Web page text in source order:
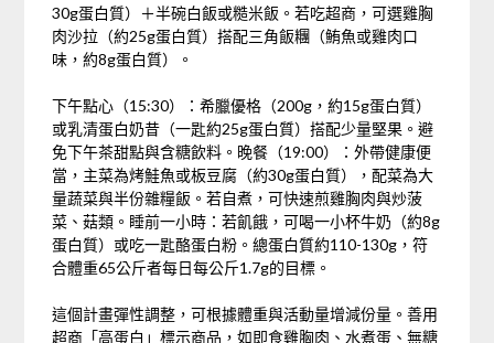
30g蛋白質）＋半碗白飯或糙米飯。若吃超商，可選雞胸
肉沙拉（約25g蛋白質）搭配三角飯糰（鮪魚或雞肉口
味，約8g蛋白質）。
下午點心（15:30）：希臘優格（200g，約15g蛋白質）
或乳清蛋白奶昔（一匙約25g蛋白質）搭配少量堅果。避
免下午茶甜點與含糖飲料。晚餐（19:00）：外帶健康便
當，主菜為烤鮭魚或板豆腐（約30g蛋白質），配菜為大
量蔬菜與半份雜糧飯。若自煮，可快速煎雞胸肉與炒菠
菜、菇類。睡前一小時：若飢餓，可喝一小杯牛奶（約8g
蛋白質）或吃一匙酪蛋白粉。總蛋白質約110-130g，符
合體重65公斤者每日每公斤1.7g的目標。
這個計畫彈性調整，可根據體重與活動量增減份量。善用
超商「高蛋白」標示商品，如即食雞胸肉、水煮蛋、無糖